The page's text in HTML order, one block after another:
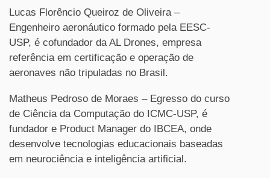
Lucas Florêncio Queiroz de Oliveira –
Engenheiro aeronáutico formado pela EESC-
USP, é cofundador da AL Drones, empresa
referência em certificação e operação de
aeronaves não tripuladas no Brasil.
Matheus Pedroso de Moraes – Egresso do curso
de Ciência da Computação do ICMC-USP, é
fundador e Product Manager do IBCEA, onde
desenvolve tecnologias educacionais baseadas
em neurociência e inteligência artificial.